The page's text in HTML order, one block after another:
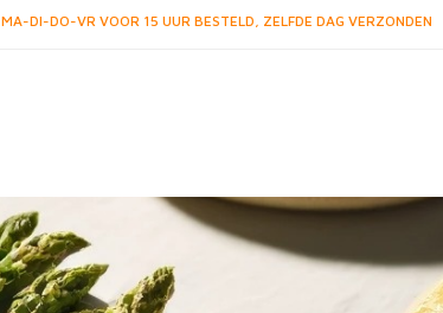
MA-DI-DO-VR VOOR 15 UUR BESTELD, ZELFDE DAG VERZONDEN